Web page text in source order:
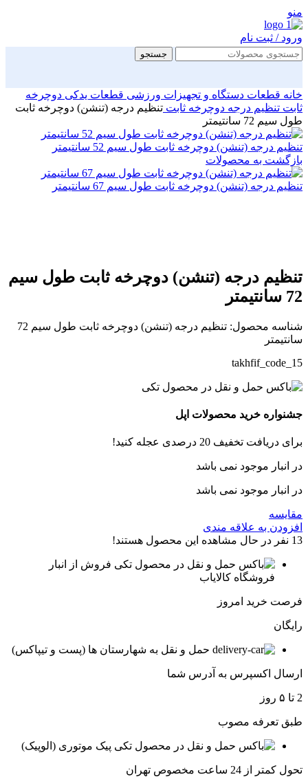
منو
ورود / ثبت نام
جستجو
خانه قطعات دستگاه و تجهیزات ورزشی قطعات یدکی دوچرخه
ثابت تنظیم درجه دوچرخه ثابت تنظیم درجه (تنشن) دوچرخه ثابت
طول سیم 72 سانتیمتر
تنظیم درجه (تنشن) دوچرخه ثابت طول سیم 52 سانتیمتر
بازگشت به محصولات
تنظیم درجه (تنشن) دوچرخه ثابت طول سیم 67 سانتیمتر
تنظیم درجه (تنشن) دوچرخه ثابت طول سیم
72 سانتیمتر
شناسه محصول:
تنظیم درجه (تنشن) دوچرخه ثابت طول سیم 72
سانتیمتر
takhfif_code_15
جشنواره خرید محصولات اپل
برای دریافت تخفیف 20 درصدی عجله کنید!
در انبار موجود نمی باشد
در انبار موجود نمی باشد
مقایسه
افزودن به علاقه مندی
13 نفر در حال مشاهده این محصول هستند!
فروش از انبار
فروشگاه کالایاب
فرصت خرید امروز
رایگان
حمل و نقل به شهارستان ها (پست و تیپاکس)
ارسال اکسپرس به آدرس شما
2 تا ۵ روز
طبق تعرفه مصوب
پیک موتوری (الوپیک)
تحول کمتر از 24 ساعت مخصوص تهران